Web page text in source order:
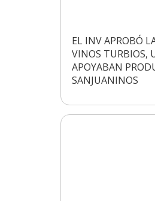
EL INV APROBÓ
VINOS TURBIOS,
APOYABAN
SANJUANINOS